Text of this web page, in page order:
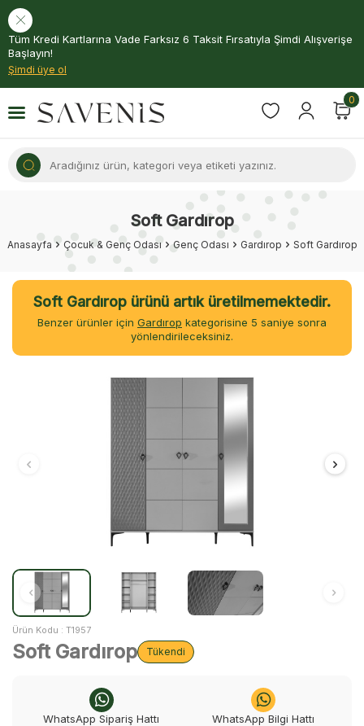
Tüm Kredi Kartlarına Vade Farksız 6 Taksit Fırsatıyla Şimdi Alışverişe
Başlayın!
Şimdi üye ol
0
Soft Gardırop
Anasayfa Çocuk & Genç Odası Genç Odası Gardırop Soft Gardırop
Soft Gardırop ürünü artık üretilmemektedir.
Benzer ürünler için Gardırop kategorisine 5 saniye sonra
yönlendirileceksiniz.
Ürün Kodu : T1957
Soft Gardırop Tükendi
WhatsApp Sipariş Hattı WhatsApp Bilgi Hattı